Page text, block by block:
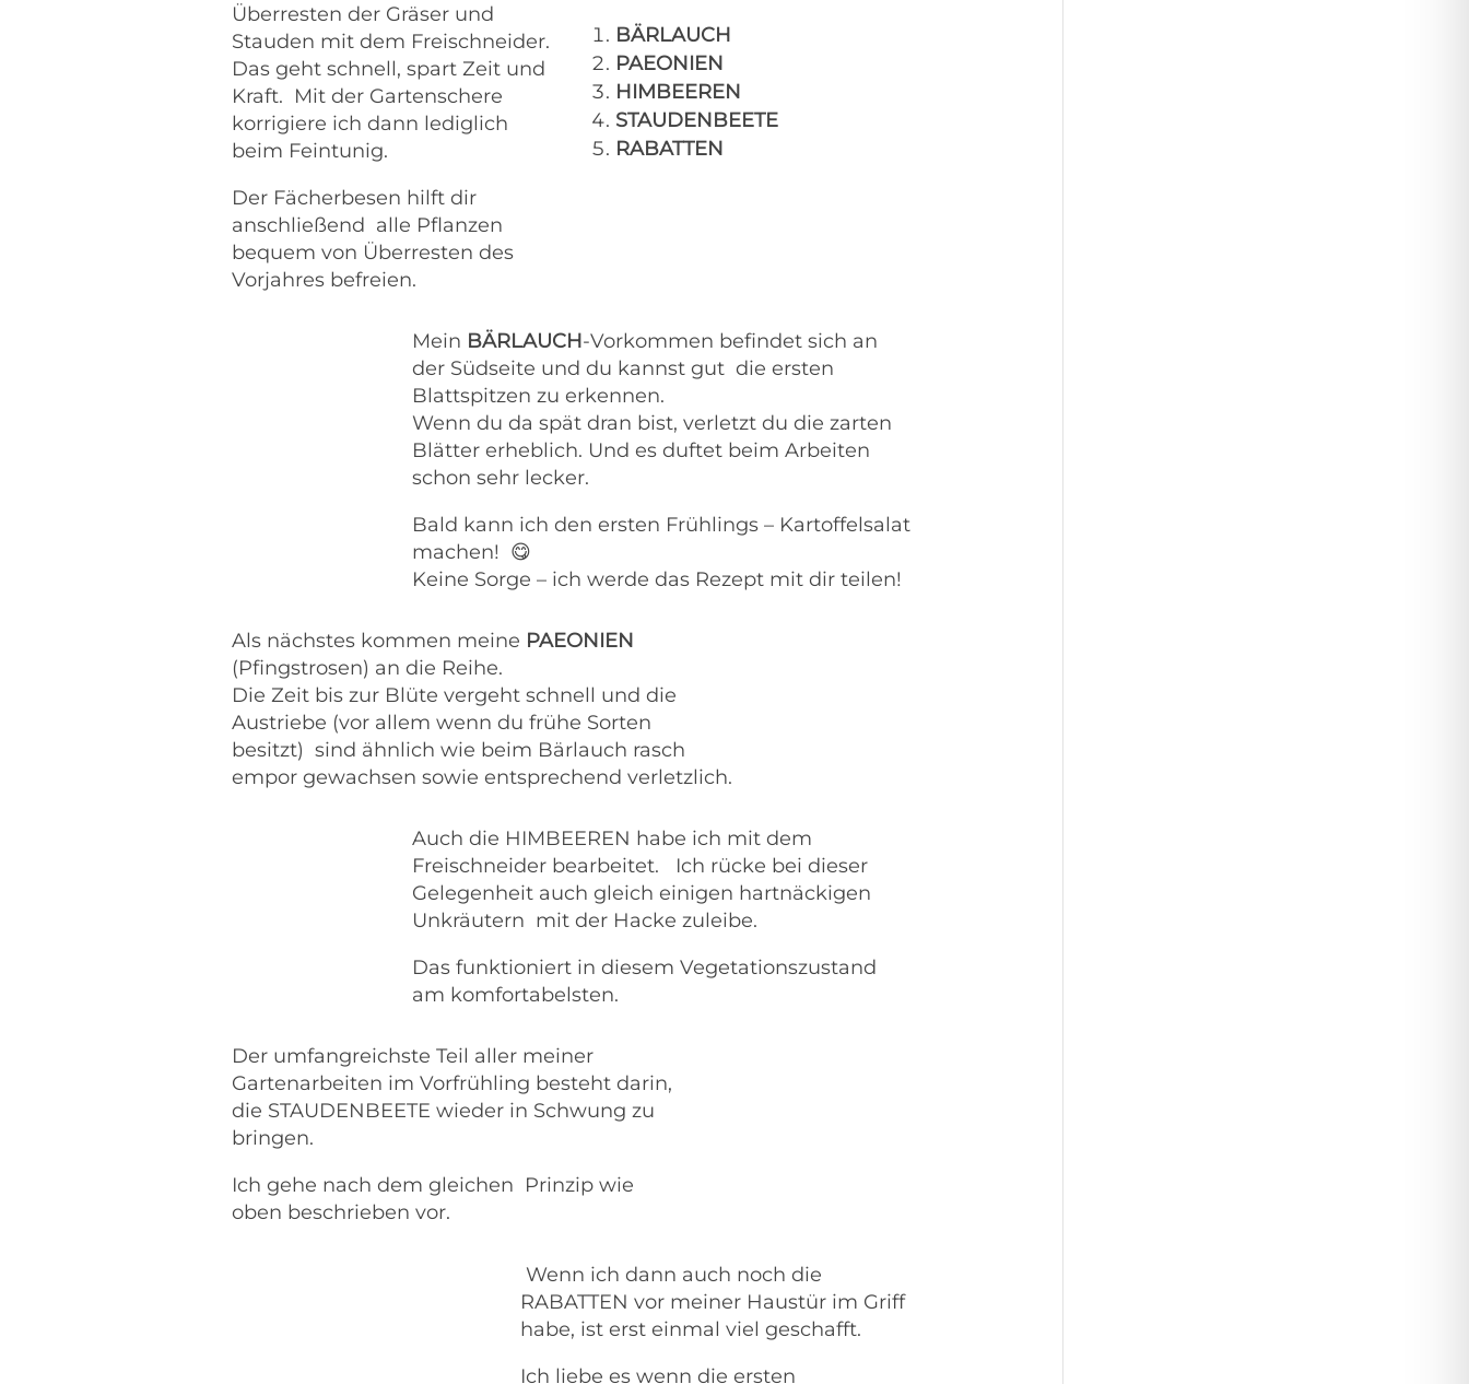
Überresten der Gräser und
Stauden mit dem Freischneider.
Das geht schnell, spart Zeit und
Kraft. Mit der Gartenschere
korrigiere ich dann lediglich
beim Feintunig.
Der Fächerbesen hilft dir
anschließend alle Pflanzen
bequem von Überresten des
Vorjahres befreien.
BÄRLAUCH
PAEONIEN
HIMBEEREN
STAUDENBEETE
RABATTEN
Mein BÄRLAUCH-Vorkommen befindet sich an
der Südseite und du kannst gut die ersten
Blattspitzen zu erkennen.
Wenn du da spät dran bist, verletzt du die zarten
Blätter erheblich. Und es duftet beim Arbeiten
schon sehr lecker.
Bald kann ich den ersten Frühlings – Kartoffelsalat
machen! 😋
Keine Sorge – ich werde das Rezept mit dir teilen!
Als nächstes kommen meine PAEONIEN
(Pfingstrosen) an die Reihe.
Die Zeit bis zur Blüte vergeht schnell und die
Austriebe (vor allem wenn du frühe Sorten
besitzt) sind ähnlich wie beim Bärlauch rasch
empor gewachsen sowie entsprechend verletzlich.
Auch die HIMBEEREN habe ich mit dem
Freischneider bearbeitet. Ich rücke bei dieser
Gelegenheit auch gleich einigen hartnäckigen
Unkräutern mit der Hacke zuleibe.
Das funktioniert in diesem Vegetationszustand
am komfortabelsten.
Der umfangreichste Teil aller meiner
Gartenarbeiten im Vorfrühling besteht darin,
die STAUDENBEETE wieder in Schwung zu
bringen.
Ich gehe nach dem gleichen Prinzip wie
oben beschrieben vor.
Wenn ich dann auch noch die
RABATTEN vor meiner Haustür im Griff
habe, ist erst einmal viel geschafft.
Ich liebe es wenn die ersten